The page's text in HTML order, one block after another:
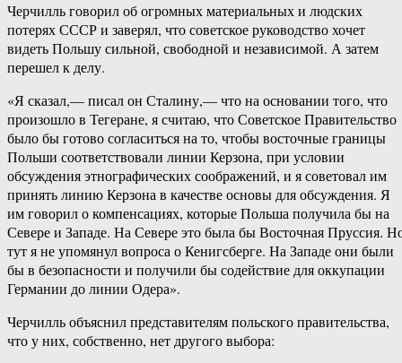
Черчилль говорил об огромных материальных и людских
потерях СССР и заверял, что советское руководство хочет
видеть Польшу сильной, свободной и независимой. А затем
перешел к делу.
«Я сказал,— писал он Сталину,— что на основании того, что
произошло в Тегеране, я считаю, что Советское Правительство
было бы готово согласиться на то, чтобы восточные границы
Польши соответствовали линии Керзона, при условии
обсуждения этнографических соображений, и я советовал им
принять линию Керзона в качестве основы для обсуждения. Я
им говорил о компенсациях, которые Польша получила бы на
Севере и Западе. На Севере это была бы Восточная Пруссия.
тут я не упомянул вопроса о Кенигсберге. На Западе они были
бы в безопасности и получили бы содействие для оккупации
Германии до линии Одера».
Черчилль объяснил представителям польского правительства,
что у них, собственно, нет другого выбора: